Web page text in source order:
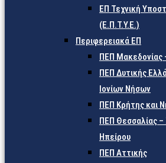
ΕΠ Τεχνική
(Ε.Π.Τ.Υ.Ε.)
Περιφερειακά ΕΠ
ΠΕΠ Μακεδονίας
ΠΕΠ Δυτικής
Ιονίων Νήσων
ΠΕΠ Κρήτης και
ΠΕΠ Θεσσαλίας
Ηπείρου
ΠΕΠ Αττικής